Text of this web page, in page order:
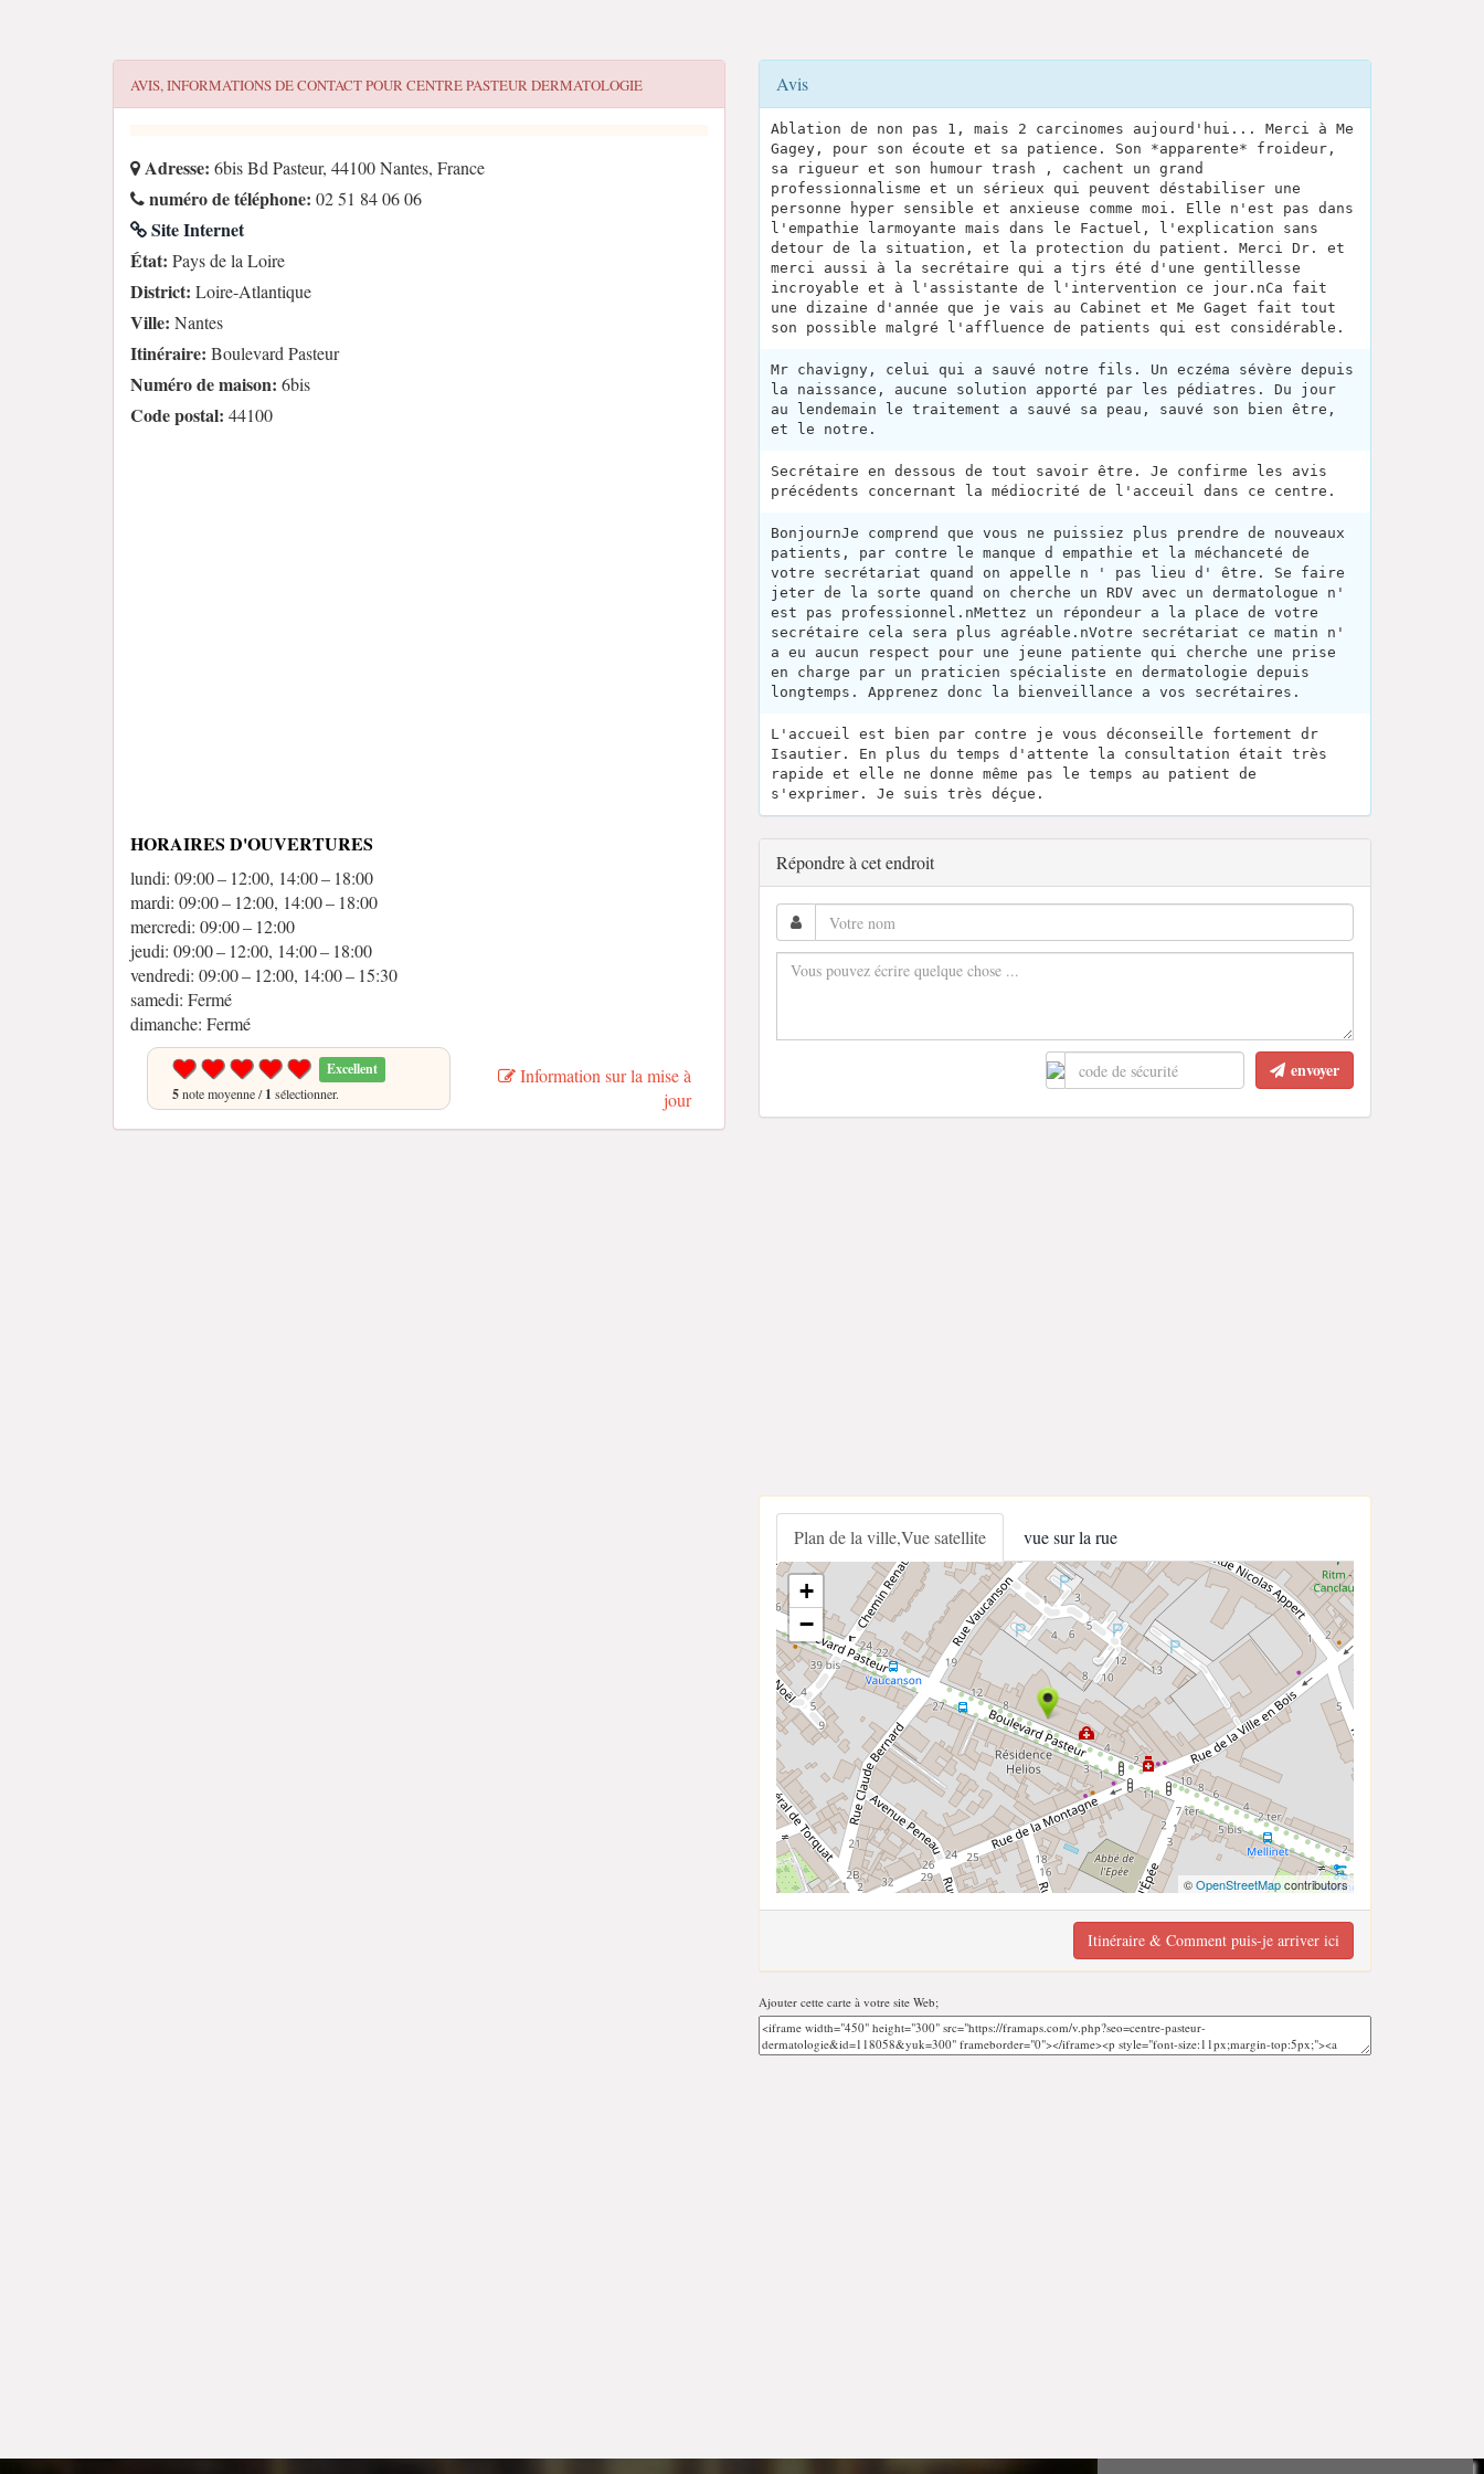
AVIS, INFORMATIONS DE CONTACT POURCENTRE PASTEUR DERMATOLOGIE
Adresse: 6bis Bd Pasteur, 44100 Nantes, France
numéro de téléphone: 02 51 84 06 06
Site Internet
État: Pays de la Loire
District: Loire-Atlantique
Ville: Nantes
Itinéraire: Boulevard Pasteur
Numéro de maison: 6bis
Code postal: 44100
HORAIRES D'OUVERTURES
lundi: 09:00 – 12:00, 14:00 – 18:00
mardi: 09:00 – 12:00, 14:00 – 18:00
mercredi: 09:00 – 12:00
jeudi: 09:00 – 12:00, 14:00 – 18:00
vendredi: 09:00 – 12:00, 14:00 – 15:30
samedi: Fermé
dimanche: Fermé
Excellent
5note moyenne /1 sélectionner.
Information sur la mise à
jour
Avis
Ablation de non pas 1, mais 2 carcinomes aujourd'hui... Merci à Me
Gagey, pour son écoute et sa patience. Son *apparente* froideur,
sa rigueur et son humour trash , cachent un grand
professionnalisme et un sérieux qui peuvent déstabiliser une
personne hyper sensible et anxieuse comme moi. Elle n'est pas dans
l'empathie larmoyante mais dans le Factuel, l'explication sans
detour de la situation, et la protection du patient. Merci Dr. et
merci aussi à la secrétaire qui a tjrs été d'une gentillesse
incroyable et à l'assistante de l'intervention ce jour.nCa fait
une dizaine d'année que je vais au Cabinet et Me Gaget fait tout
son possible malgré l'affluence de patients qui est considérable.
Mr chavigny, celui qui a sauvé notre fils. Un eczéma sévère depuis
la naissance, aucune solution apporté par les pédiatres. Du jour
au lendemain le traitement a sauvé sa peau, sauvé son bien être,
et le notre.
Secrétaire en dessous de tout savoir être. Je confirme les avis
précédents concernant la médiocrité de l'acceuil dans ce centre.
BonjournJe comprend que vous ne puissiez plus prendre de nouveaux
patients, par contre le manque d empathie et la méchanceté de
votre secrétariat quand on appelle n ' pas lieu d' être. Se faire
jeter de la sorte quand on cherche un RDV avec un dermatologue n'
est pas professionnel.nMettez un répondeur a la place de votre
secrétaire cela sera plus agréable.nVotre secrétariat ce matin n'
a eu aucun respect pour une jeune patiente qui cherche une prise
en charge par un praticien spécialiste en dermatologie depuis
longtemps. Apprenez donc la bienveillance a vos secrétaires.
L'accueil est bien par contre je vous déconseille fortement dr
Isautier. En plus du temps d'attente la consultation était très
rapide et elle ne donne même pas le temps au patient de
s'exprimer. Je suis très déçue.
Répondre à cet endroit
envoyer
Plan de la ville,Vue satellite vue sur la rue
+
−
©OpenStreetMapcontributors
Itinéraire & Comment puis-je arriver ici
Ajouter cette carte à votre site Web;